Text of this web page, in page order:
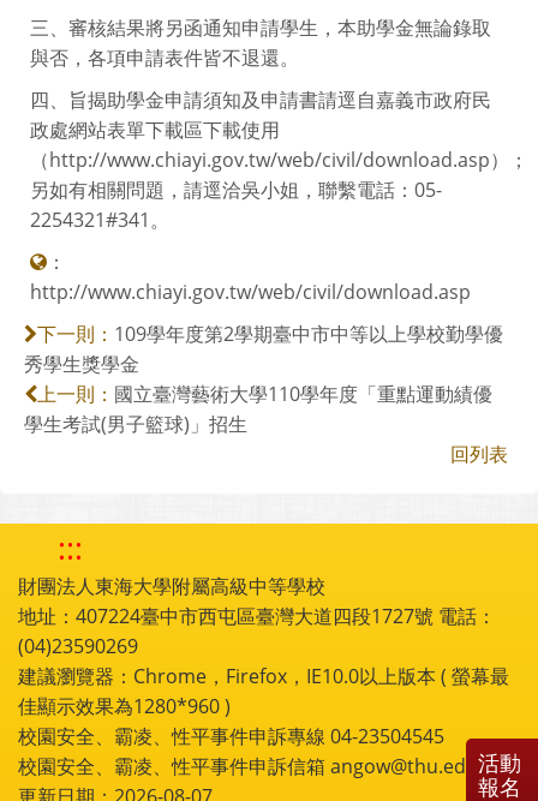
三、審核結果將另函通知申請學生，本助學金無論錄取
與否，各項申請表件皆不退還。
四、旨揭助學金申請須知及申請書請逕自嘉義市政府民
政處網站表單下載區下載使用
（http://www.chiayi.gov.tw/web/civil/download.asp）；
另如有相關問題，請逕洽吳小姐，聯繫電話：05-
2254321#341。
：
http://www.chiayi.gov.tw/web/civil/download.asp
下一則： 109學年度第2學期臺中市中等以上學校勤學優
秀學生獎學金
上一則： 國立臺灣藝術大學110學年度「重點運動績優
學生考試(男子籃球)」招生
回列表
:::
財團法人東海大學附屬高級中等學校
地址：407224臺中市西屯區臺灣大道四段1727號 電話：
(04)23590269
建議瀏覽器：Chrome，Firefox，IE10.0以上版本 ( 螢幕最
佳顯示效果為1280*960 )
校園安全、霸凌、性平事件申訴專線 04-23504545
校園安全、霸凌、性平事件申訴信箱 angow@thu.edu.tw
更新日期：2026-08-07
活動
報名